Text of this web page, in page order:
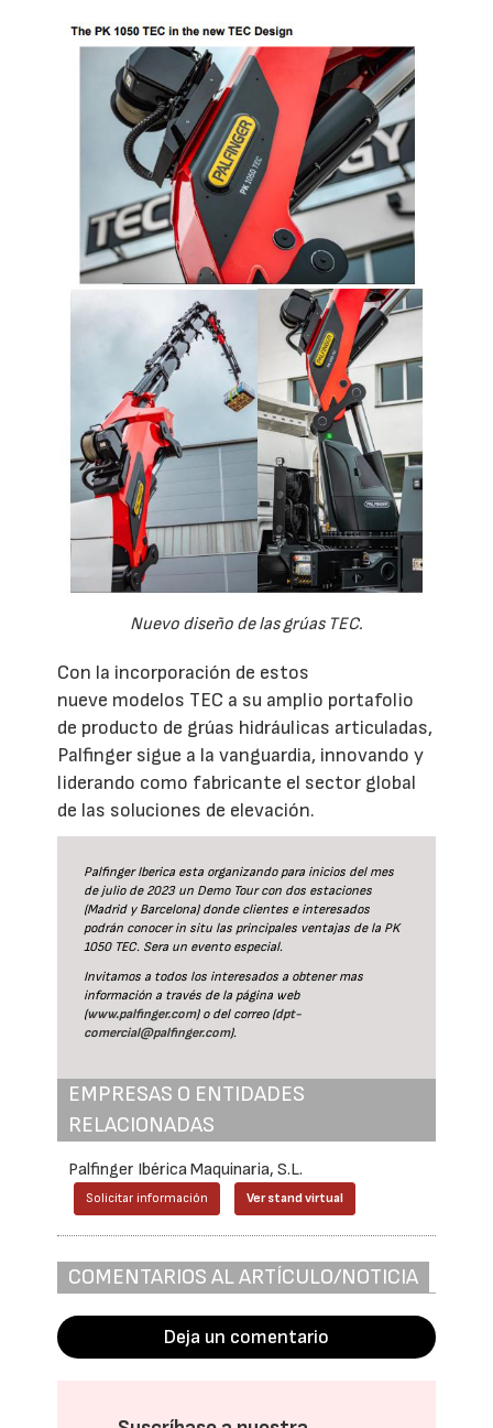
Nuevo diseño de las grúas TEC.
Con la incorporación de estos
nueve modelos TEC a su amplio portafolio
de producto de grúas hidráulicas articuladas,
Palfinger sigue a la vanguardia, innovando y
liderando como fabricante el sector global
de las soluciones de elevación.
Palfinger Iberica esta organizando para inicios del mes
de julio de 2023 un Demo Tour con dos estaciones
(Madrid y Barcelona) donde clientes e interesados
podrán conocer in situ las principales ventajas de la PK
1050 TEC. Sera un evento especial.
Invitamos a todos los interesados a obtener mas
información a través de la página web
(www.palfinger.com) o del correo (dpt-
comercial@palfinger.com).
EMPRESAS O ENTIDADES
RELACIONADAS
Palfinger Ibérica Maquinaria, S.L.
Solicitar información Ver stand virtual
COMENTARIOS AL ARTÍCULO/NOTICIA
Deja un comentario